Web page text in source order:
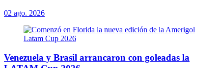
02 ago. 2026
Venezuela y Brasil arrancaron con goleadas la